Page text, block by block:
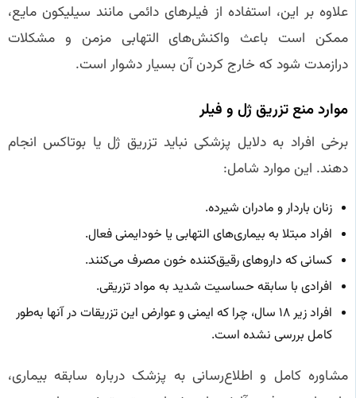
علاوه بر این، استفاده از فیلرهای دائمی مانند سیلیکون مایع،
ممکن است باعث واکنش‌های التهابی مزمن و مشکلات
درازمدت شود که خارج کردن آن بسیار دشوار است.
موارد منع تزریق ژل و فیلر
برخی افراد به دلایل پزشکی نباید تزریق ژل یا بوتاکس انجام
دهند. این موارد شامل:
زنان باردار و مادران شیرده.
افراد مبتلا به بیماری‌های التهابی یا خودایمنی فعال.
کسانی که داروهای رقیق‌کننده خون مصرف می‌کنند.
افرادی با سابقه حساسیت شدید به مواد تزریقی.
افراد زیر ۱۸ سال، چرا که ایمنی و عوارض این تزریقات در آنها به‌طور
کامل بررسی نشده است.
مشاوره کامل و اطلاع‌رسانی به پزشک درباره سابقه بیماری،